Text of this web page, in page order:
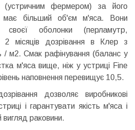
(устричним фермером) за його
більший об'єм м'яса. Вони
своєї оболонки (перламутр,
2 місяців дозрівання в Клер з
/ м2. Смак рафінування (баланс у
м'яса вище, ніж у устриці Fine
наповнення перевищує 10,5.
дозволяє виробникові
і гарантувати якість м'яса і
вигляд раковини.